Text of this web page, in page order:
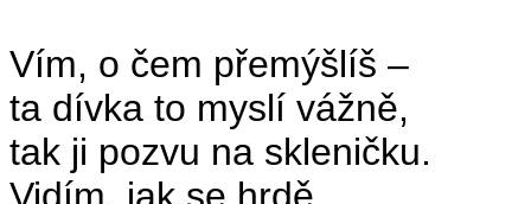
Vím, o čem přemýšlíš –
ta dívka to myslí vážně,
tak ji pozvu na skleničku.